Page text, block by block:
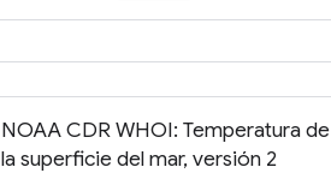
NOAA CDR WHOI: Temperatura de
la superficie del mar, versión 2